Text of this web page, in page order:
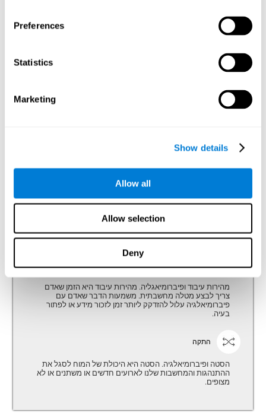
Preferences
Statistics
Marketing
Show details
Allow all
Allow selection
Deny
זיהוי ופיברומיאלגיה. זיהוי היא היכולת של המוח לזהות גירוי
יכולת להשתמש באופן יעיל (ארגון, לקשור וכו') מידע נרכש.
בדרך הטובה ביותר להשגת מטרה עתידית. תכנון, שליטה
מהלך המחלה.
מהירות עיבוד
מהירות עיבוד ופיברומיאגליה. מהירות עיבוד היא הזמן שאדם
צריך לבצע מטלה מחשבתית. משמעות הדבר שאדם עם
פיברומיאלגיה עלול להזדקק ליותר זמן לזכור מידע או לפתור
בעיה.
התקה
הסטה ופיברומיאלגיה. הסטה היא היכולת של המוח לסגל את
ההתנהגות והמחשבות שלנו לארועים חדשים או משתנים או לא
מצופים.